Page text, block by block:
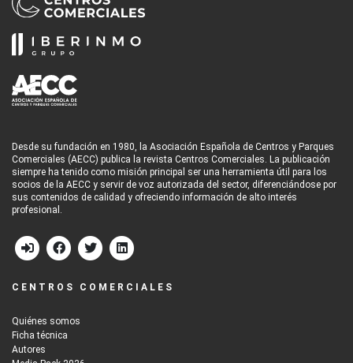
Desde su fundación en 1980, la Asociación Española de Centros y Parques
Comerciales (AECC) publica la revista Centros Comerciales. La publicación
siempre ha tenido como misión principal ser una herramienta útil para los
socios de la AECC y servir de voz autorizada del sector, diferenciándose por
sus contenidos de calidad y ofreciendo información de alto interés
profesional.
CENTROS COMERCIALES
Quiénes somos
Ficha técnica
Autores